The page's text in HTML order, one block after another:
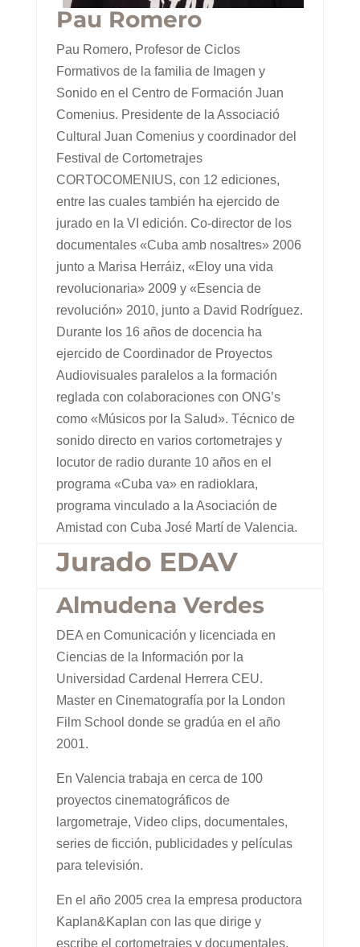
Pau Romero
Pau Romero, Profesor de Ciclos
Formativos de la familia de Imagen y
Sonido en el Centro de Formación Juan
Comenius. Presidente de la Associació
Cultural Juan Comenius y coordinador del
Festival de Cortometrajes
CORTOCOMENIUS, con 12 ediciones,
entre las cuales también ha ejercido de
jurado en la VI edición. Co-director de los
documentales «Cuba amb nosaltres» 2006
junto a Marisa Herráiz, «Eloy una vida
revolucionaria» 2009 y «Esencia de
revolución» 2010, junto a David Rodríguez.
Durante los 16 años de docencia ha
ejercido de Coordinador de Proyectos
Audiovisuales paralelos a la formación
reglada con colaboraciones con ONG’s
como «Músicos por la Salud». Técnico de
sonido directo en varios cortometrajes y
locutor de radio durante 10 años en el
programa «Cuba va» en radioklara,
programa vinculado a la Asociación de
Amistad con Cuba José Martí de Valencia.
Jurado EDAV
Almudena Verdes
DEA en Comunicación y licenciada en
Ciencias de la Información por la
Universidad Cardenal Herrera CEU.
Master en Cinematografía por la London
Film School donde se gradúa en el año
2001.
En Valencia trabaja en cerca de 100
proyectos cinematográficos de
largometraje, Video clips, documentales,
series de ficción, publicidades y películas
para televisión.
En el año 2005 crea la empresa productora
Kaplan&Kaplan con las que dirige y
escribe el cortometrajes y documentales.